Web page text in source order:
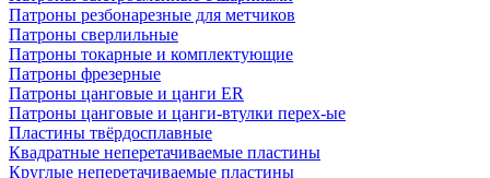
Патроны резбонарезные для метчиков
Патроны сверлильные
Патроны токарные и комплектующие
Патроны фрезерные
Патроны цанговые и цанги ER
Патроны цанговые и цанги-втулки перех-ые
Пластины твёрдосплавные
Квадратные неперетачиваемые пластины
Круглые неперетачиваемые пластины